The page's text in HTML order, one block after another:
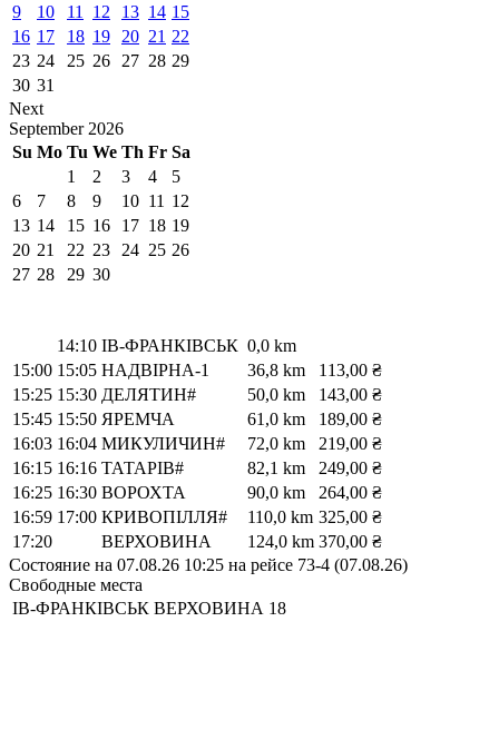
9
10 11 12 13 14 15
16 17 18 19 20 21 22
23 24 25 26 27 28 29
30 31
Next
September 2026
Su Mo Tu We Th Fr Sa
1
2 3 4
5
6
7 8 9 10 11 12
13 14 15 16 17 18 19
20 21 22 23 24 25 26
27 28 29 30
14:10 ІВ-ФРАНКІВСЬК 0,0 km
15:00 15:05 НАДВІРНА-1 36,8 km
113,00 ₴
15:25 15:30 ДЕЛЯТИН# 50,0 km
143,00 ₴
15:45 15:50 ЯРЕМЧА 61,0 km
189,00 ₴
16:03 16:04 МИКУЛИЧИН# 72,0 km
219,00 ₴
16:15 16:16 ТАТАРІВ# 82,1 km
249,00 ₴
16:25 16:30 ВОРОХТА 90,0 km
264,00 ₴
16:59 17:00 КРИВОПІЛЛЯ# 110,0 km 325,00 ₴
17:20
ВЕРХОВИНА 124,0 km 370,00 ₴
Состояние на 07.08.26 10:25 на рейсе 73-4 (07.08.26)
Свободные места
ІВ-ФРАНКІВСЬК ВЕРХОВИНА 18